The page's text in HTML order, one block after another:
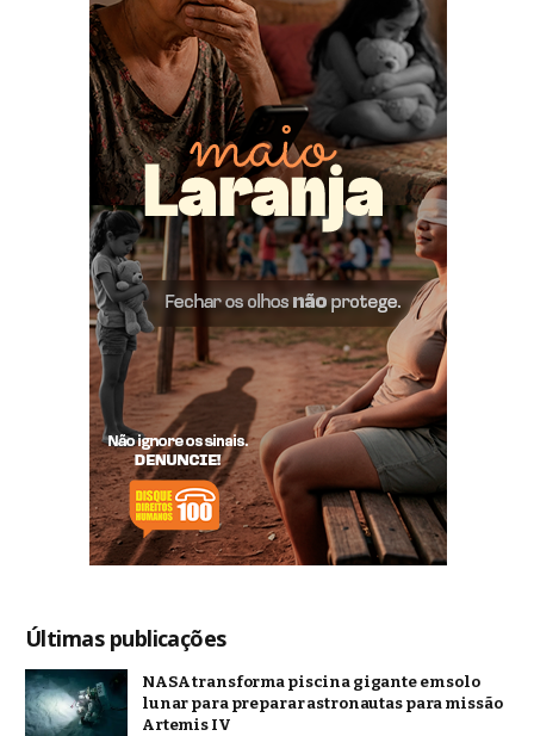
Últimas publicações
NASA transforma piscina gigante em solo
lunar para preparar astronautas para missão
Artemis IV